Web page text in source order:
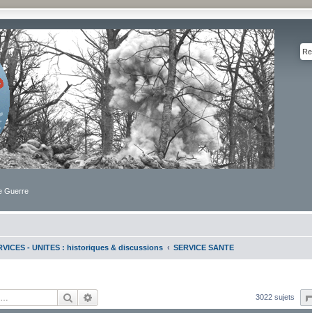
Guerre
- UNITES : historiques & discussions SERVICE SANTE
Rechercher 3022 sujets